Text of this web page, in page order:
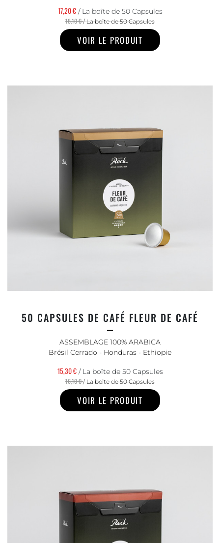
17,20 €/ La boîte de 50 Capsules
18,10 €/ La boîte de 50 Capsules
VOIR LE PRODUIT
50 CAPSULES DE CAFÉ FLEUR DE CAFÉ
ASSEMBLAGE 100% ARABICA
Brésil Cerrado - Honduras - Ethiopie
15,30 €/ La boîte de 50 Capsules
16,10 €/ La boîte de 50 Capsules
VOIR LE PRODUIT